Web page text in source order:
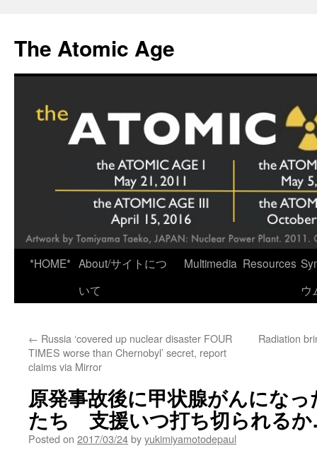
content
The Atomic Age
*HOME* About/サイトにつ
いて
Multimedia Resources
ウ
← Russia ‘covered up nuclear disaster FOUR
TIMES worse than Chernobyl’ secret, report
claims via Mirror
Radiation
原発事故後に甲状腺がんにな
たち 支援いつ打ち切られる
Posted on 2017/03/24byyukimiyamotodepaul